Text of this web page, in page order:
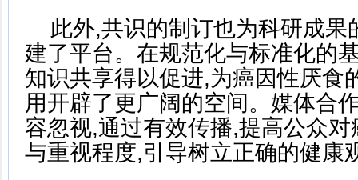
此外,共识的制订也为科研成果
建了平台。在规范化与标准化的
知识共享得以促进,为癌因性厌食
用开辟了更广阔的空间。媒体合
容忽视,通过有效传播,提高公众
与重视程度,引导树立正确的健康